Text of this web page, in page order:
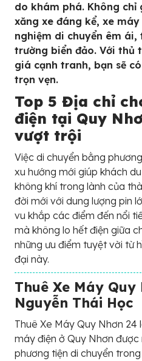
do khám phá. Không
xăng xe đáng kể, xe
nghiệm di chuyển êm
trường biển đảo. Với thủ
giá cạnh tranh, bạn sẽ
trọn vẹn.
Top 5 Địa chỉ
điện tại Quy
vượt trội
Việc di chuyển bằng
xu hướng mới giúp khách
không khí trong lành của
đời mới với dung lượng pin
vu khắp các điểm đến nổi
mà không lo hết điện giữa
những ưu điểm tuyệt vời từ
đại này.
Thuê Xe Máy Quy
Nguyễn Thái Học
Thuê Xe Máy Quy Nhơn
máy điện ở Quy Nhơn được
phương tiện di chuyển